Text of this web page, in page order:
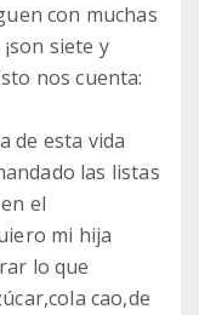
con muchas
siete y
nos cuenta:
de esta vida
las listas
el
mi hija
lo que
cao,de